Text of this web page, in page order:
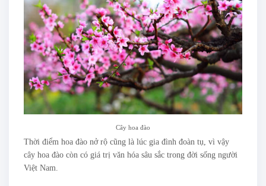
Cây hoa đào
Thời điểm hoa đào nở rộ cũng là lúc gia đình đoàn tụ, vì vậy
cây hoa đào còn có giá trị văn hóa sâu sắc trong đời sống người
Việt Nam.